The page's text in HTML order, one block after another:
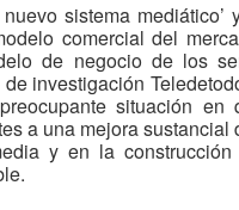
sistema
comercial del
de negocio de los
investigación
situación
a una mejora
y en la